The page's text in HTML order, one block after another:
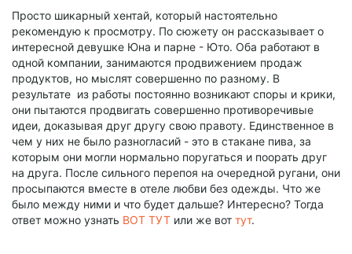
Просто шикарный хентай, который настоятельно
рекомендую к просмотру. По сюжету он рассказывает о
интересной девушке Юна и парне - Юто. Оба работают в
одной компании, занимаются продвижением продаж
продуктов, но мыслят совершенно по разному. В
результате из работы постоянно возникают споры и крики,
они пытаются продвигать совершенно противоречивые
идеи, доказывая друг другу свою правоту. Единственное в
чем у них не было разногласий - это в стакане пива, за
которым они могли нормально поругаться и поорать друг
на друга. После сильного перепоя на очередной ругани, они
просыпаются вместе в отеле любви без одежды. Что же
было между ними и что будет дальше? Интересно? Тогда
ответ можно узнать ВОТ ТУТ или же вот тут.